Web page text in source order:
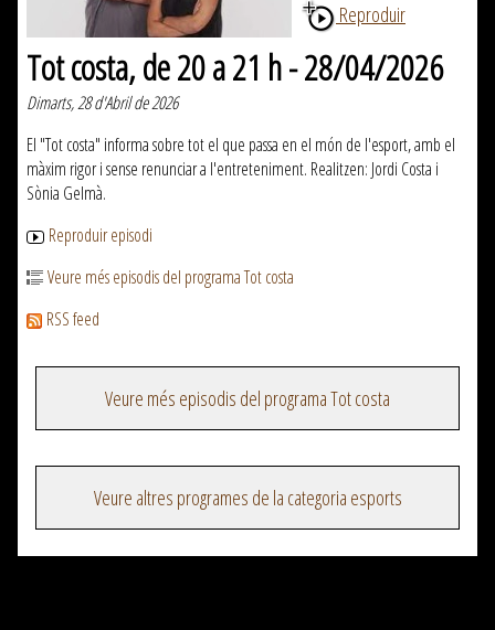
Reproduir
Tot costa, de 20 a 21 h - 28/04/2026
Dimarts, 28 d'Abril de 2026
El "Tot costa" informa sobre tot el que passa en el món de l'esport, amb el
màxim rigor i sense renunciar a l'entreteniment. Realitzen: Jordi Costa i
Sònia Gelmà.
Reproduir episodi
Veure més episodis del programa Tot costa
RSS feed
Veure més episodis del programa Tot costa
Veure altres programes de la categoria esports